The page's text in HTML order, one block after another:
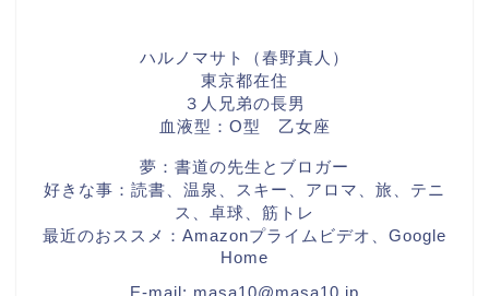
ハルノマサト（春野真人）
東京都在住
３人兄弟の長男
血液型：O型 乙女座
夢：書道の先生とブロガー
好きな事：読書、温泉、スキー、アロマ、旅、テニ
ス、卓球、筋トレ
最近のおススメ：Amazonプライムビデオ、Google
Home
E-mail: masa10@masa10.jp